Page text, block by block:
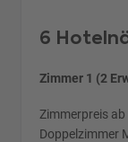
6
Zimmer 1 (2
Zimmerpreis
Doppelzimmer